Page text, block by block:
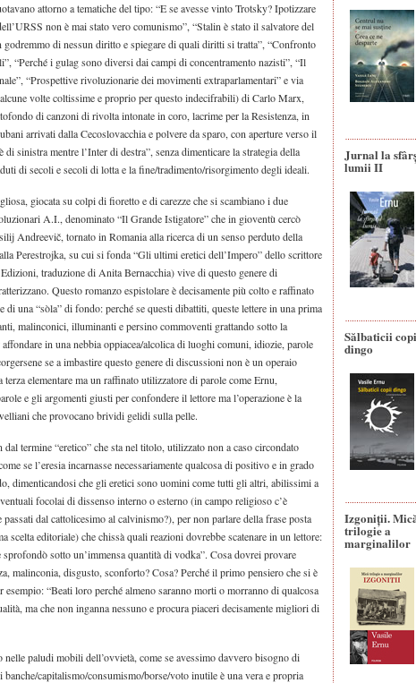
attorno a tematiche del tipo: “E se avesse vinto Trotsky? Ipotizzare
non è mai stato vero comunismo”, “Stalin è stato il salvatore del
godremmo di nessun diritto e spiegare di quali diritti si tratta”, “Confronto
“Perché i gulag sono diversi dai campi di concentramento nazisti”, “Il
“Prospettive rivoluzionarie dei movimenti extraparlamentari” e via
volte coltissime e proprio per questo indecifrabili) di Carlo Marx,
di canzoni di rivolta intonate in coro, lacrime per la Resistenza, in
arrivati dalla Cecoslovacchia e polvere da sparo, con aperture verso il
sinistra mentre l’Inter di destra”, senza dimenticare la strategia della
di secoli e secoli di lotta e la fine/tradimento/risorgimento degli ideali.
giocata su colpi di fioretto e di carezze che si scambiano i due
A.I., denominato “Il Grande Istigatore” che in gioventù cercò
Andreevič, tornato in Romania alla ricerca di un senso perduto della
Perestrojka, su cui si fonda “Gli ultimi eretici dell’Impero” dello scrittore
traduzione di Anita Bernacchia) vive di questo genere di
Questo romanzo espistolare è decisamente più colto e raffinato
di una “sòla” di fondo: perché se questi dibattiti, queste lettere in una prima
malinconici, illuminanti e persino commoventi grattando sotto la
in una nebbia oppiacea/alcolica di luoghi comuni, idiozie, parole
se a imbastire questo genere di discussioni non è un operaio
elementare ma un raffinato utilizzatore di parole come Ernu,
e gli argomenti giusti per confondere il lettore ma l’operazione è la
che provocano brividi gelidi sulla pelle.
termine “eretico” che sta nel titolo, utilizzato non a caso circondato
se l’eresia incarnasse necessariamente qualcosa di positivo e in grado
dimenticandosi che gli eretici sono uomini come tutti gli altri, abilissimi a
focolai di dissenso interno o esterno (in campo religioso c’è
dal cattolicesimo al calvinismo?), per non parlare della frase posta
scelta editoriale) che chissà quali reazioni dovrebbe scatenare in un lettore:
sotto un’immensa quantità di vodka”. Cosa dovrei provare
malinconia, disgusto, sconforto? Cosa? Perché il primo pensiero che si è
esempio: “Beati loro perché almeno saranno morti o morranno di qualcosa
ma che non inganna nessuno e procura piaceri decisamente migliori di
nelle paludi mobili dell’ovvietà, come se avessimo davvero bisogno di
capitalismo/consumismo/borse/voto inutile è una vera e propria
Jurnal la
lumii II
Sălbaticii
dingo
Izgoniții.
trilogie a
marginalilor